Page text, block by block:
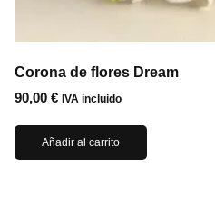
Corona de flores Dream
90,00 € IVA incluido
Añadir al carrito